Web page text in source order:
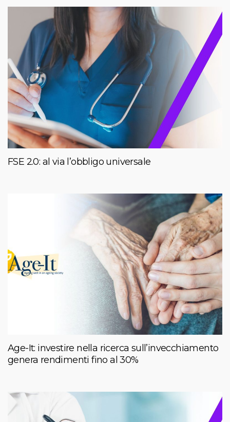
FSE 2.0: al via l’obbligo universale
Age-It: investire nella ricerca sull’invecchiamento
genera rendimenti fino al 30%